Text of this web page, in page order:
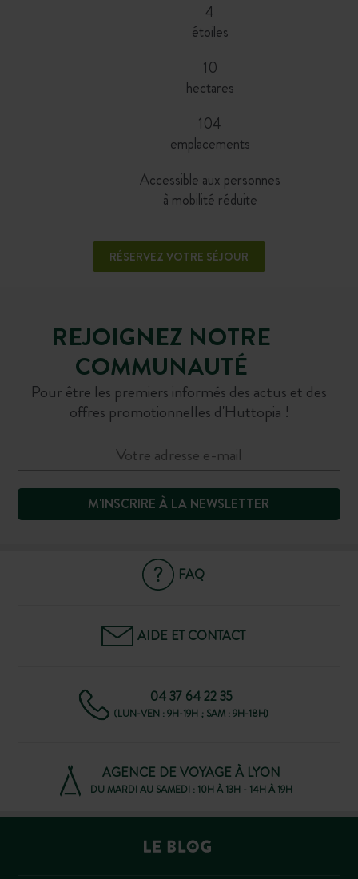
4
étoiles
10
hectares
104
emplacements
Accessible aux personnes
à mobilité réduite
RÉSERVEZ VOTRE SÉJOUR
REJOIGNEZ NOTRE
COMMUNAUTÉ
Pour être les premiers informés des actus et des
offres promotionnelles d'Huttopia !
M'INSCRIRE À LA NEWSLETTER
FAQ
AIDE ET CONTACT
04 37 64 22 35
(LUN-VEN : 9H-19H ; SAM : 9H-18H)
AGENCE DE VOYAGE À LYON
DU MARDI AU SAMEDI : 10H À 13H - 14H À 19H